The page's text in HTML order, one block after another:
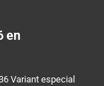
en
Variant especial